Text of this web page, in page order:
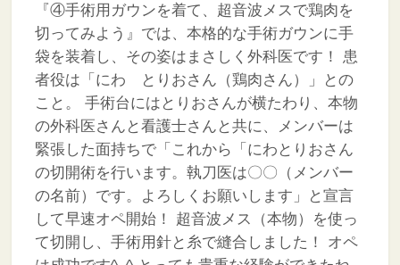
『④手術用ガウンを着て、超音波メスで鶏肉を
切ってみよう』では、本格的な手術ガウンに手
袋を装着し、その姿はまさしく外科医です！
患
者役は「にわ とりおさん（鶏肉さん）」との
こと。
手術台にはとりおさんが横たわり、本物
の外科医さんと看護士さんと共に、メンバーは
緊張した面持ちで「これから「にわとりおさん
の切開術を行います。執刀医は〇〇（メンバー
の名前）です。よろしくお願いします」と宣言
して早速オペ開始！
超音波メス（本物）を使っ
て切開し、手術用針と糸で縫合しました！
オペ